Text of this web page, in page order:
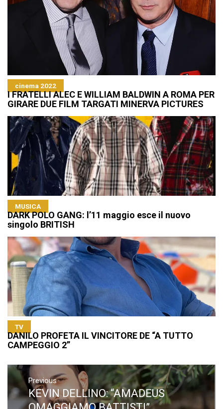
cinema 2022
I FRATELLI ALEC E WILLIAM BALDWIN A ROMA PER
GIRARE DUE FILM TARGATI MINERVA PICTURES
MUSICA
DARK POLO GANG: l’11 maggio esce il nuovo
singolo BRITISH
TV
DANILO PROFETA IL VINCITORE DE “A TUTTO
CAMPEGGIO 2”
Navigazione
articoli
Previous
Previous
post:
KEVIN DELLINO: “AMADEUS